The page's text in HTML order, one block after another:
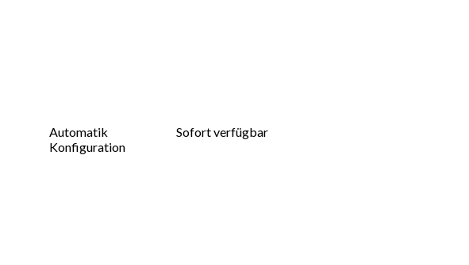
Automatik
Sofort verfügbar
Konfiguration